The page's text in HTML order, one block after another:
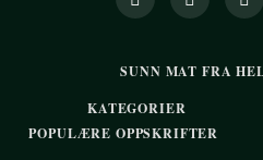
SUNN MAT FRA
KATEGORIER
POPULÆRE OPPSKRIFTER